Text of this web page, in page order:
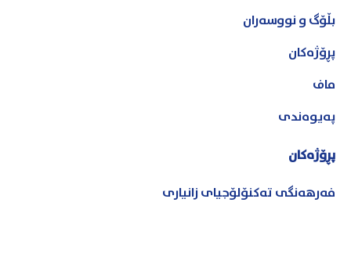
بڵۆگ و نووسەران
پڕۆژەکان
ماف
پەیوەندی
پڕۆژەکان
فەرهەنگی تەکنۆلۆجیای زانیاری